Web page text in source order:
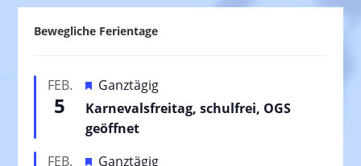
Bewegliche Ferientage
FEB.
5
H
e
r
Ganztägig
Karnevalsfreitag, schulfrei, OGS
geöffnet
FEB.
H
Ganztägig